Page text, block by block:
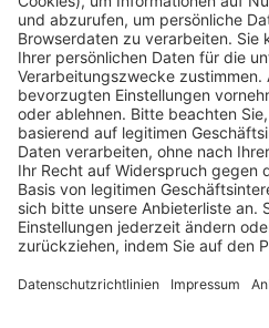
Pässe und Vereinswechsel
Trainerausbildung
Schulungsangebot
BFV-Geschäftsstellen
Trainerbörse
Login SpielPlus
FOLGE DEM BFV